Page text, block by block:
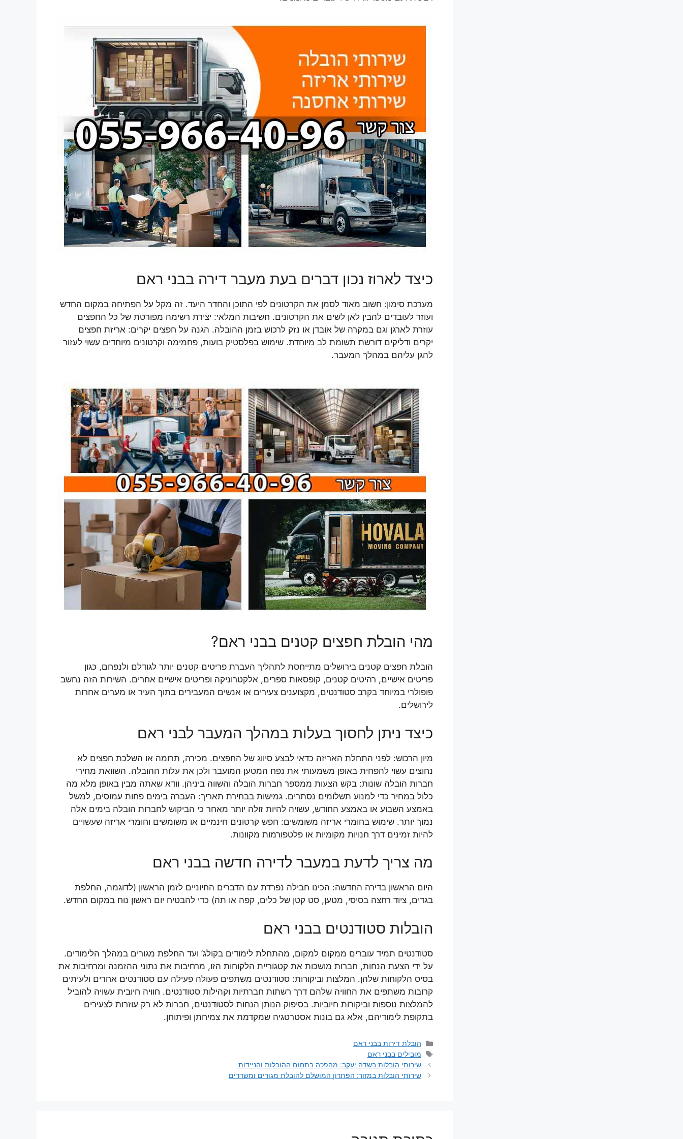
כיצד לארוז נכון דברים בעת מעבר דירה בבני ראם
מערכת סימון: חשוב מאוד לסמן את הקרטונים לפי התוכן והחדר היעד. זה מקל על הפתיחה במקום החדש
ועוזר לעובדים להבין לאן לשים את הקרטונים. חשיבות המלאי: יצירת רשימה מפורטת של כל החפצים
עוזרת לארגן וגם במקרה של אובדן או נזק לרכוש בזמן ההובלה. הגנה על חפצים יקרים: אריזת חפצים
יקרים ודליקים דורשת תשומת לב מיוחדת. שימוש בפלסטיק בועות, פחמימה וקרטונים מיוחדים עשוי לעזור
להגן עליהם במהלך המעבר.
מהי הובלת חפצים קטנים בבני ראם?
הובלת חפצים קטנים בירושלים מתייחסת לתהליך העברת פריטים קטנים יותר לגודלם ולנפחם, כגון
פריטים אישיים, רהיטים קטנים, קופסאות ספרים, אלקטרוניקה ופריטים אישיים אחרים. השירות הזה נחשב
פופולרי במיוחד בקרב סטודנטים, מקצוענים צעירים או אנשים המעבירים בתוך העיר או מערים אחרות
לירושלים.
כיצד ניתן לחסוך בעלות במהלך המעבר לבני ראם
מיון הרכוש: לפני התחלת האריזה כדאי לבצע סיווג של החפצים. מכירה, תרומה או השלכת חפצים לא
נחוצים עשוי להפחית באופן משמעותי את נפח המטען המועבר ולכן את עלות ההובלה. השוואת מחירי
חברות הובלה שונות: בקש הצעות ממספר חברות הובלה והשווה ביניהן. וודא שאתה מבין באופן מלא מה
כלול במחיר כדי למנוע תשלומים נסתרים. גמישות בבחירת תאריך: העברה בימים פחות עמוסים, למשל
באמצע השבוע או באמצע החודש, עשויה להיות זולה יותר מאחר כי הביקוש לחברות הובלה בימים אלה
נמוך יותר. שימוש בחומרי אריזה משומשים: חפש קרטונים חינמיים או משומשים וחומרי אריזה שעשויים
להיות זמינים דרך חנויות מקומיות או פלטפורמות מקוונות.
מה צריך לדעת במעבר לדירה חדשה בבני ראם
היום הראשון בדירה החדשה: הכינו חבילה נפרדת עם הדברים החיוניים לזמן הראשון (לדוגמה, החלפת
בגדים, ציוד רחצה בסיסי, מטען, סט קטן של כלים, קפה או תה) כדי להבטיח יום ראשון נוח במקום החדש.
הובלות סטודנטים בבני ראם
סטודנטים תמיד עוברים ממקום למקום, מהתחלת לימודים בקולג’ ועד החלפת מגורים במהלך הלימודים.
על ידי הצעת הנחות, חברות מושכות את קטגוריית הלקוחות הזו, מרחיבות את נתוני ההזמנה ומרחיבות את
בסיס הלקוחות שלהן. המלצות וביקורות: סטודנטים משתפים פעולה פעילה עם סטודנטים אחרים ולעיתים
קרובות משתפים את החוויה שלהם דרך רשתות חברתיות וקהילות סטודנטים. חוויה חיובית עשויה להוביל
להמלצות נוספות וביקורות חיוביות. בסיפוק הנותן הנחות לסטודנטים, חברות לא רק עוזרות לצעירים
בתקופת לימודיהם, אלא גם בונות אסטרטגיה שמקדמת את צמיחתן ופיתוחן.
קטגוריות
הובלת דירות בבני ראם
תגיות
מובילים בבני ראם
שירותי הובלות בשדה יעקב: מהפכה בתחום ההובלות והניידות
שירותי הובלות במזור: הפתרון המושלם להובלת מגורים ומשרדים